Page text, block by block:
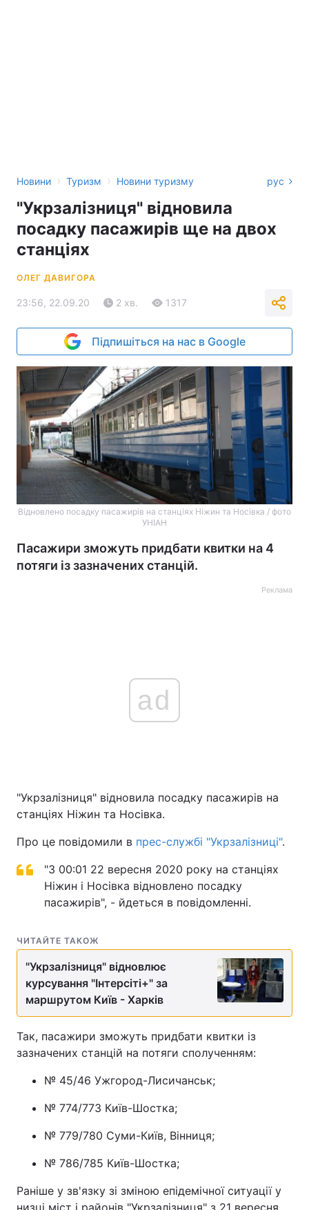
Новини › Туризм › Новини туризму рус
"Укрзалізниця" відновила
посадку пасажирів ще на двох
станціях
ОЛЕГ ДАВИГОРА
23:56, 22.09.20 2 хв. 1317
Підпишіться на нас в Google
Відновлено посадку пасажирів на станціях Ніжин та Носівка / фото
УНІАН
Пасажири зможуть придбати квитки на 4
потяги із зазначених станцій.
Реклама
ad
"Укрзалізниця" відновила посадку пасажирів на
станціях Ніжин та Носівка.
Про це повідомили в прес-службі "Укрзалізниці".
"З 00:01 22 вересня 2020 року на станціях
Ніжин і Носівка відновлено посадку
пасажирів", - йдеться в повідомленні.
ЧИТАЙТЕ ТАКОЖ
"Укрзалізниця" відновлює
курсування "Інтерсіті+" за
маршрутом Київ - Харків
Так, пасажири зможуть придбати квитки із
зазначених станцій на потяги сполученням:
№ 45/46 Ужгород-Лисичанськ;
№ 774/773 Київ-Шостка;
№ 779/780 Суми-Київ, Вінниця;
№ 786/785 Київ-Шостка;
Раніше у зв'язку зі зміною епідемічної ситуації у
низці міст і районів "Укрзалізниця" з 21 вересня